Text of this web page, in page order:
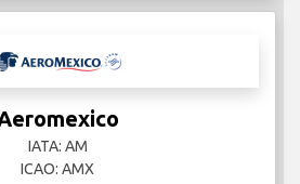
IATA: AM
ICAO: AMX